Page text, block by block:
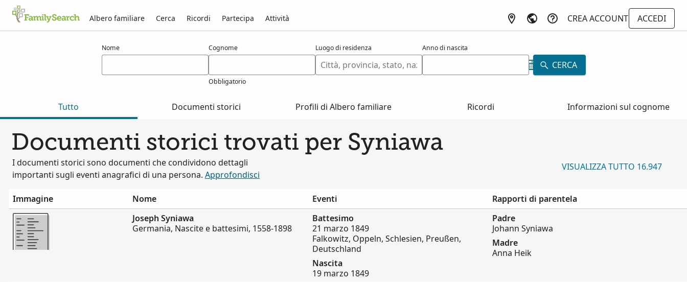
Albero familiare Cerca Ricordi Partecipa Attività CREA ACCOUNT
ACCEDI
Nome Cognome
Obbligatorio
Luogo di residenza Anno di nascita
CERCA
Tutto Documenti storici Profili di Albero familiare Ricordi Informazioni sul cognome
Documenti storici trovati per Syniawa
I documenti storici sono documenti che condividono dettagli
importanti sugli eventi anagrafici di una persona. Approfondisci
VISUALIZZA TUTTO 16.947
Immagine Nome Eventi
Rapporti di parentela
Altro
Joseph Syniawa
Germania, Nascite e battesimi, 1558-1898
Battesimo
21 marzo 1849
Falkowitz, Oppeln, Schlesien, Preußen,
Deutschland
Nascita
19 marzo 1849
Padre
Johann Syniawa
Madre
Anna Heik